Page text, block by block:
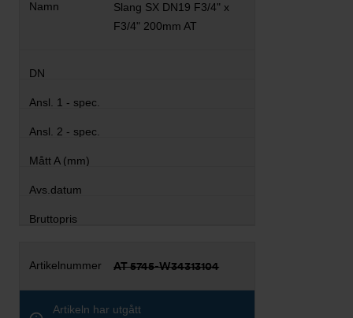
Slang SX DN19 F3/4" x
F3/4" 200mm AT
AT 5745-W34313104
Artikeln har utgått